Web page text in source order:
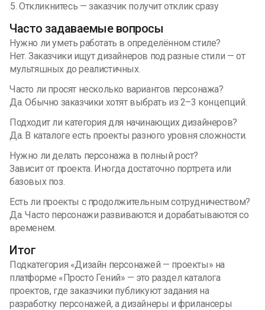
Откликнитесь — заказчик получит отклик сразу
Часто задаваемые вопросы
Нужно ли уметь работать в определённом стиле?
Нет. Заказчики ищут дизайнеров под разные стили — от
мультяшных до реалистичных.
Часто ли просят несколько вариантов персонажа?
Да. Обычно заказчики хотят выбрать из 2–3 концепций.
Подходит ли категория для начинающих дизайнеров?
Да. В каталоге есть проекты разного уровня сложности.
Нужно ли делать персонажа в полный рост?
Зависит от проекта. Иногда достаточно портрета или
базовых поз.
Есть ли проекты с продолжительным сотрудничеством?
Да. Часто персонажи развиваются и дорабатываются со
временем.
Итог
Подкатегория «Дизайн персонажей — проекты» на
платформе «Просто Гений» — это раздел каталога
проектов, где заказчики публикуют задания на
разработку персонажей, а дизайнеры и фрилансеры